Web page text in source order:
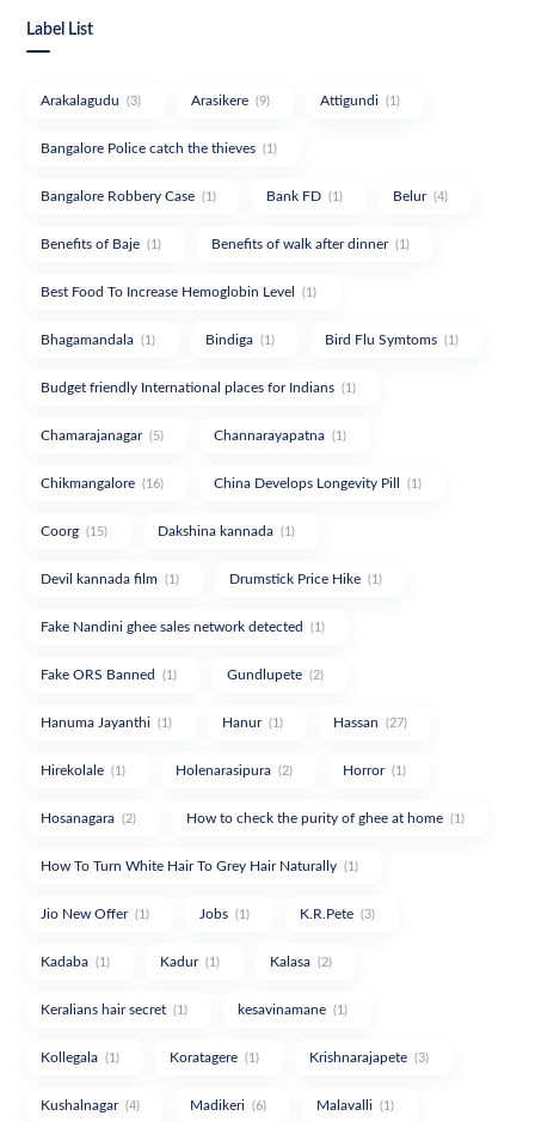
Label List
Arakalagudu (3) Arasikere (9) Attigundi (1)
Bangalore Police catch the thieves (1)
Bangalore Robbery Case (1) Bank FD (1) Belur (4)
Benefits of Baje (1) Benefits of walk after dinner (1)
Best Food To Increase Hemoglobin Level (1)
Bhagamandala (1) Bindiga (1) Bird Flu Symtoms (1)
Budget friendly International places for Indians (1)
Chamarajanagar (5) Channarayapatna (1)
Chikmangalore (16) China Develops Longevity Pill (1)
Coorg (15) Dakshina kannada (1)
Devil kannada film (1) Drumstick Price Hike (1)
Fake Nandini ghee sales network detected (1)
Fake ORS Banned (1) Gundlupete (2)
Hanuma Jayanthi (1) Hanur (1) Hassan (27)
Hirekolale (1) Holenarasipura (2) Horror (1)
Hosanagara (2) How to check the purity of ghee at home (1)
How To Turn White Hair To Grey Hair Naturally (1)
Jio New Offer (1) Jobs (1) K.R.Pete (3)
Kadaba (1) Kadur (1) Kalasa (2)
Keralians hair secret (1) kesavinamane (1)
Kollegala (1) Koratagere (1) Krishnarajapete (3)
Kushalnagar (4) Madikeri (6) Malavalli (1)